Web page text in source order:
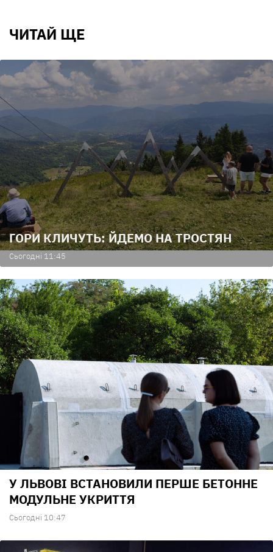
ЧИТАЙ ЩЕ
ГОРИ КЛИЧУТЬ: ЙДЕМО НА ТРОСТЯН
Сьогодні 11:45
У ЛЬВОВІ ВСТАНОВИЛИ ПЕРШЕ БЕТОННЕ
МОДУЛЬНЕ УКРИТТЯ
Сьогодні 10:47